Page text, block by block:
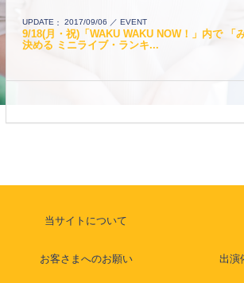
UPDATE 2017/09/06 EVENT
9/18(月・祝)「WAKU WAKU NOW！」内で 「
決める ミニライブ・ランキ...
当サイトについて
お客さまへのお願い 出演